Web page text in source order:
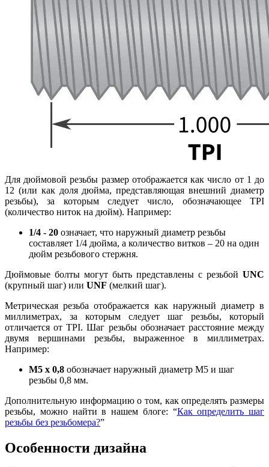
Для дюймовой резьбы размер отображается как число от 1 до
12 (или как доля дюйма, представляющая внешний диаметр
резьбы), за которым следует число, обозначающее TPI
(количество ниток на дюйм). Например:
1/4 - 20 означает, что наружный диаметр резьбы
составляет 1/4 дюйма, а количество витков – 20 на один
дюйм резьбового стержня.
Дюймовые болты могут быть представлены с резьбой UNC
(крупный шаг) или UNF (мелкий шаг).
Метрическая резьба отображается как наружный диаметр в
миллиметрах, за которым следует шаг резьбы, который
отличается от TPI. Шаг резьбы обозначает расстояние между
двумя вершинами резьбы, выраженное в миллиметрах.
Например:
M5 x 0,8 обозначает наружный диаметр M5 и шаг
резьбы 0,8 мм.
Дополнительную информацию о том, как определять размеры
резьбы, можно найти в нашем блоге: “Как определить шаг
резьбы без резьбомера?”
Особенности дизайна